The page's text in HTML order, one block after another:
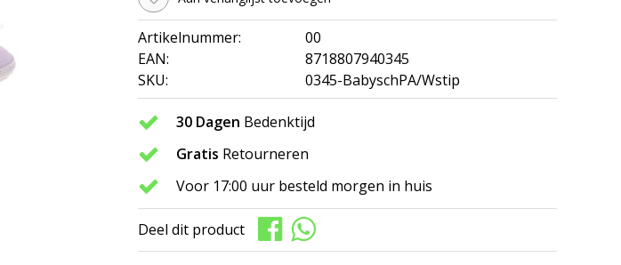
Artikelnummer:
00
EAN:
8718807940345
SKU:
0345-BabyschPA/Wstip
30 Dagen Bedenktijd
Gratis Retourneren
Voor 17:00 uur besteld morgen in huis
Deel dit product